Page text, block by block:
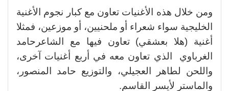
ومن خلال هذه الأغنيات تعاون مع كبار نجوم الأغنية
الخليجية سواء شعراء أو ملحنيين، أو موزعين، فمثلا
أغنية (هلا بعشقي) تعاون فيها مع الشاعرحامد
الغرباوي الذي تعاون معه في أربع أغنيات آخرى،
واللحن لطاهر العجيلي، والتوزيع حامد المنصور،
والماستر لأيسر القاسم.